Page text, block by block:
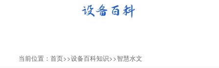
当前位置： 首页>>设备百科知识>>智慧水文